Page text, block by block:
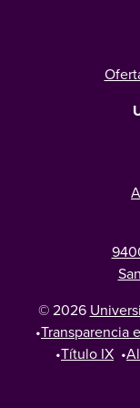
© 2026
•Transparencia
•Título IX •